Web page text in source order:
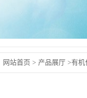
网站首页 > 产品展厅 >有机